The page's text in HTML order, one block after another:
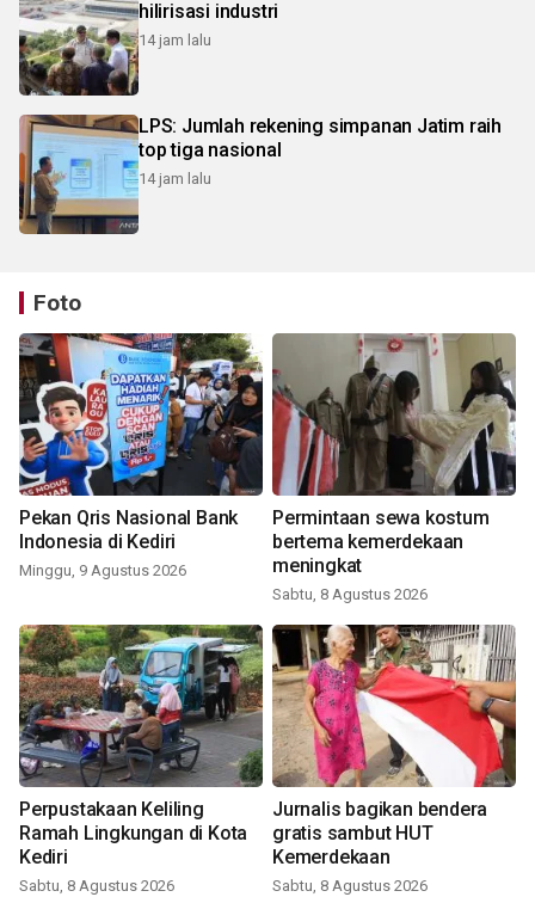
hilirisasi industri
14 jam lalu
LPS: Jumlah rekening simpanan Jatim raih
top tiga nasional
14 jam lalu
Foto
Pekan Qris Nasional Bank
Indonesia di Kediri
Minggu, 9 Agustus 2026
Permintaan sewa kostum
bertema kemerdekaan
meningkat
Sabtu, 8 Agustus 2026
Perpustakaan Keliling
Ramah Lingkungan di Kota
Kediri
Sabtu, 8 Agustus 2026
Jurnalis bagikan bendera
gratis sambut HUT
Kemerdekaan
Sabtu, 8 Agustus 2026